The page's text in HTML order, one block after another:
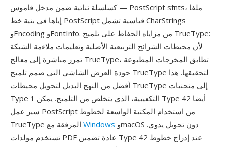
— كسلسلة ثنائية ضمن مدخل قاموس PostScript sfnts، ملفا
إياها في بنية خط PostScript قياسية تشمل CharStrings
وEncoding وFontInfo. من مزاياه الحفاظ على تلميح TrueType:
لأن محيطات الشرائح التربيعية الأصلية وتعليمات ملاءمة الشبكة
تمرر مباشرة إلى معالج TrueType، تطابق المخرجات المطبوعة
جودة العرض الشاشي التي صمم تلميح TrueType لتحقيقها. هذا
أفضل من النهج البديل لتحويل محيطات TrueType إلى منحنيات
Type 1 التكعيبية، الذي يتخلص من التلميح. يمكن Type 42 أيضا
سير عمل PostScript من استخدام المكتبة الواسعة لخطوط
Windows
تستخدم مولدات PDF عادة تضمين Type 42 عند إدراج خطوط